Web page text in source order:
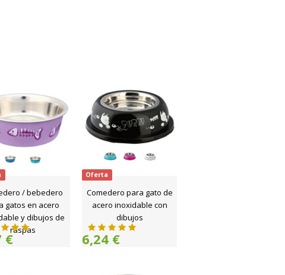
/ bebedero
gatos en acero
y dibujos de
raspas
€
Oferta
Comedero para gato de
acero inoxidable con
dibujos
6,24 €